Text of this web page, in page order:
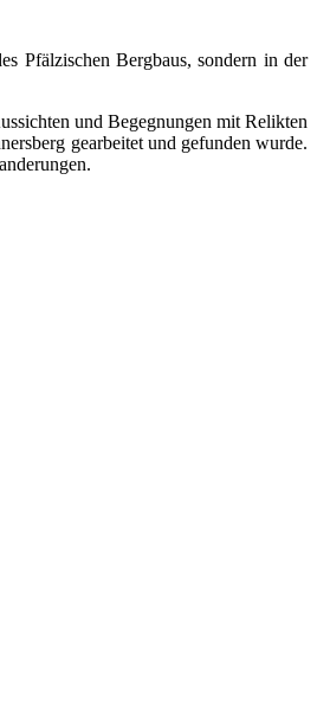
Pfälzischen Bergbaus, sondern in der
und Begegnungen mit Relikten
gearbeitet und gefunden wurde.